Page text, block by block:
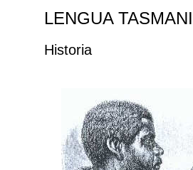
LENGUA
Historia